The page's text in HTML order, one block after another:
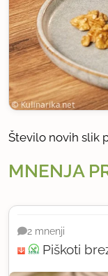
Število novih slik
MNENJA
Piškoti
2 mnenji